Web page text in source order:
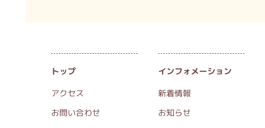
トップ
アクセス
お問い合わせ
インフォメーション
新着情報
お知らせ